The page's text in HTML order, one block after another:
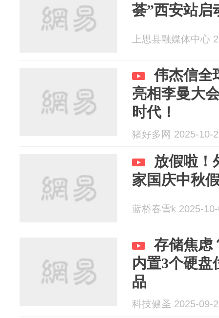
荟”西安站启
上思县融媒体中心
伟杰信全
亮相李曼大
时代！
猪好多网 2025-10-
放假啦！
家国庆中秋
蓝桥春雪k 2025-
存储焦虑
内置3个硬盘
品
科技健圣 2025-09-